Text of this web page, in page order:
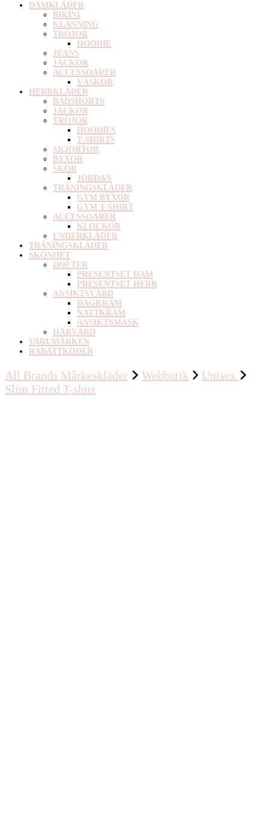
DAMKLÄDER
BIKINI
KLÄNNING
TRÖJOR
HOODIE
JEANS
JACKOR
ACCESSOARER
VÄSKOR
HERRKLÄDER
BADSHORTS
JACKOR
TRÖJOR
HOODIES
T-SHIRTS
SKJORTOR
BYXOR
SKOR
JORDAN
TRÄNINGSKLÄDER
GYM BYXOR
GYM T-SHIRT
ACCESSOARER
KLOCKOR
UNDERKLÄDER
TRÄNINGSKLÄDER
SKÖNHET
DOFTER
PRESENTSET DAM
PRESENTSET HERR
ANSIKTSVÅRD
DAGKRÄM
NATTKRÄM
ANSIKTSMASK
HÅRVÅRD
VARUMÄRKEN
RABATTKODER
All Brands Mårkeskläder Webbutik
Unisex
Slim Fitted T-shirt